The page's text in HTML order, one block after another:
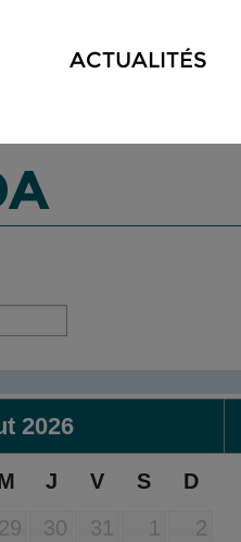
ACTUALITÉS
2026
J V S
D
29 30 31 1
2